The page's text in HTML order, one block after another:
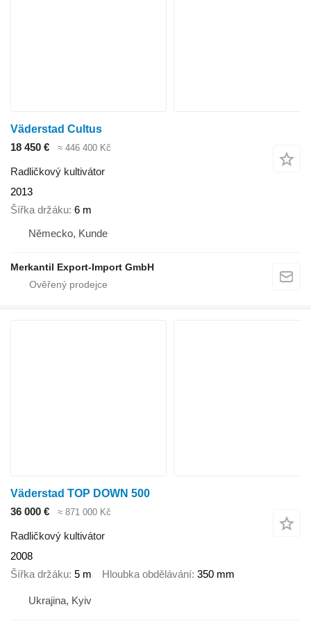
Väderstad Cultus
18 450 €
≈ 446 400 Kč
Radličkový kultivátor
2013
Šířka držáku 6 m
Německo, Kunde
Merkantil Export-Import GmbH
Väderstad TOP DOWN 500
36 000 €
≈ 871 000 Kč
Radličkový kultivátor
2008
Šířka držáku 5 m Hloubka obdělávání 350 mm
Ukrajina, Kyiv